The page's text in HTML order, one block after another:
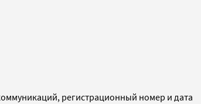
регистрационный номер и дата